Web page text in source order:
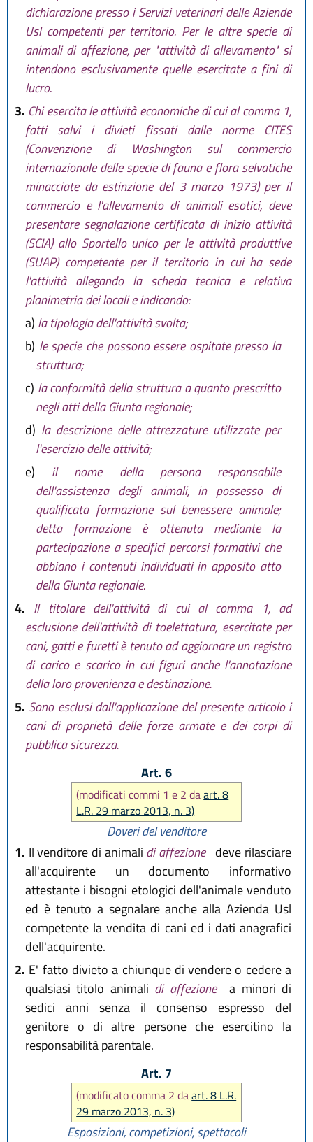
dichiarazione presso i Servizi veterinari delle Aziende
Usl competenti per territorio. Per le altre specie di
animali di affezione, per "attività di allevamento" si
intendono esclusivamente quelle esercitate a fini di
lucro.
3. Chi esercita le attività economiche di cui al comma 1,
fatti salvi i divieti fissati dalle norme CITES
(Convenzione di Washington sul commercio
internazionale delle specie di fauna e flora selvatiche
minacciate da estinzione del 3 marzo 1973) per il
commercio e l'allevamento di animali esotici, deve
presentare segnalazione certificata di inizio attività
(SCIA) allo Sportello unico per le attività produttive
(SUAP) competente per il territorio in cui ha sede
l'attività allegando la scheda tecnica e relativa
planimetria dei locali e indicando:
a) la tipologia dell'attività svolta;
b) le specie che possono essere ospitate presso la
struttura;
c) la conformità della struttura a quanto prescritto
negli atti della Giunta regionale;
d) la descrizione delle attrezzature utilizzate per
l'esercizio delle attività;
e)
il nome della persona responsabile
dell'assistenza degli animali, in possesso di
qualificata formazione sul benessere animale;
detta formazione è ottenuta mediante la
partecipazione a specifici percorsi formativi che
abbiano i contenuti individuati in apposito atto
della Giunta regionale.
4. Il titolare dell'attività di cui al comma 1, ad
esclusione dell'attività di toelettatura, esercitate per
cani, gatti e furetti è tenuto ad aggiornare un registro
di carico e scarico in cui figuri anche l'annotazione
della loro provenienza e destinazione.
5. Sono esclusi dall'applicazione del presente articolo i
cani di proprietà delle forze armate e dei corpi di
pubblica sicurezza.
Art. 6
(modificati commi 1 e 2 daart. 8
L.R. 29 marzo 2013, n. 3)
Doveri del venditore
1. Il venditore di animali di affezione deve rilasciare
all'acquirente un documento informativo
attestante i bisogni etologici dell'animale venduto
ed è tenuto a segnalare anche alla Azienda Usl
competente la vendita di cani ed i dati anagrafici
dell'acquirente.
2. E' fatto divieto a chiunque di vendere o cedere a
qualsiasi titolo animali di affezione
a minori di
sedici anni senza il consenso espresso del
genitore o di altre persone che esercitino la
responsabilità parentale.
Art. 7
(modificato comma 2 daart. 8 L.R.
29 marzo 2013, n. 3)
Esposizioni, competizioni, spettacoli